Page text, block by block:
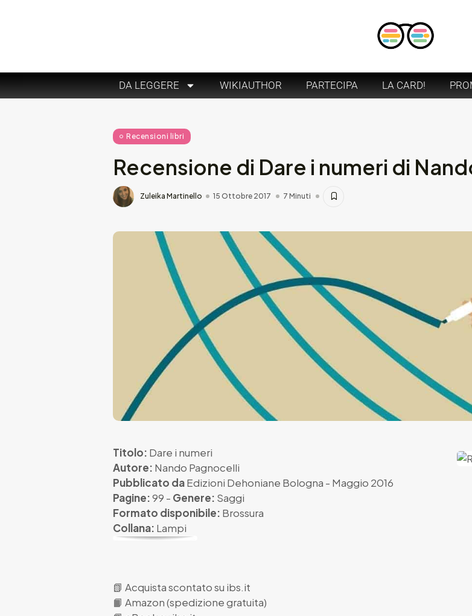
DA LEGGERE WIKIAUTHOR PARTECIPA LA CARD!
Recensioni libri
Recensione di Dare i numeri di
Zuleika Martinello 15 Ottobre 2017 7 Minuti
Titolo: Dare i numeri
Autore: Nando Pagnocelli
Pubblicato daEdizioni Dehoniane Bologna - Maggio 2016
Pagine:99 - Genere: Saggi
Formato disponibile: Brossura
Collana: Lampi
📗 Acquista scontato su ibs.it
📙 Amazon (spedizione gratuita)